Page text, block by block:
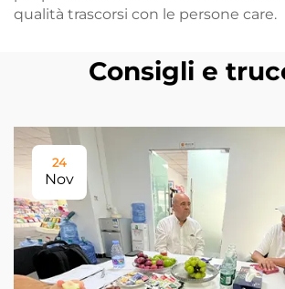
qualità trascorsi con le persone care.
Consigli e
24
Nov